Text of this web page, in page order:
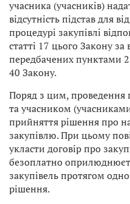
учасника (учасників)
відсутність підстав для
процедурі закупівлі
статті 17 цього Закону
передбачених пунктами
40 Закону.
Поряд з цим, проведення
та учасником
прийняття рішення про
закупівлю. При цьому
укласти договір про
безоплатно
закупівель протягом
рішення.